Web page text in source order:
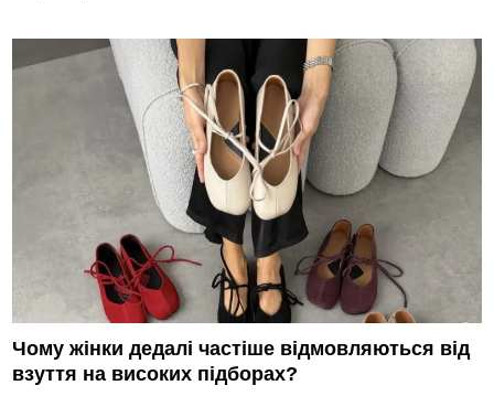
Чому жінки дедалі частіше відмовляються від
взуття на високих підборах?